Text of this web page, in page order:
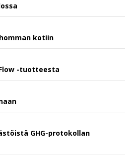
kotiin
Flow -tuotteesta
GHG-protokollan